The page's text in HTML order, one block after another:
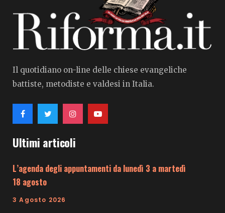
Il quotidiano on-line delle chiese evangeliche
battiste, metodiste e valdesi in Italia.
Ultimi articoli
L’agenda degli appuntamenti da lunedì 3 a martedì
18 agosto
3 Agosto 2026